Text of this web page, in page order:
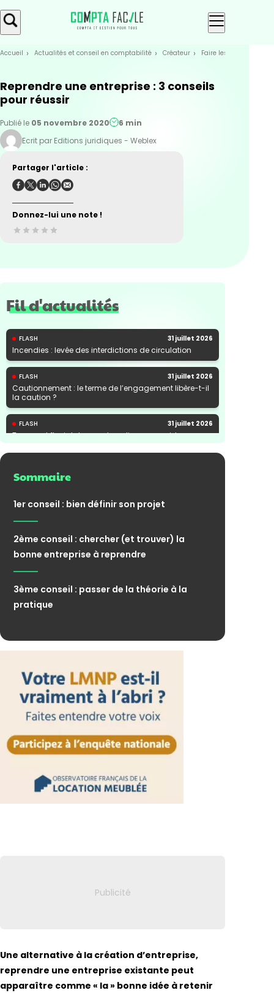
Skip
to
Aller au
contenu
Accueil Actualités et conseil en comptabilité Créateur Faire les bons choix
Reprendre une entreprise : 3 conseils
pour réussir
Publié le 05 novembre 2020
6 min
Ecrit par Editions juridiques - Weblex
Partager l'article :
Donnez-lui une note !
Une alternative à la création d’entreprise,
reprendre une entreprise existante peut
apparaître comme « la » bonne idée à retenir
Fil d'actualités
FLASH 31 juillet 2026
Incendies : levée des interdictions de circulation
FLASH 31 juillet 2026
Cautionnement : le terme de l’engagement libère-t-il
la caution ?
FLASH 31 juillet 2026
Transport fluvial de marchandises : une aide
financière bienvenue
Sommaire
1er conseil : bien définir son projet
2ème conseil : chercher (et trouver) la
bonne entreprise à reprendre
3ème conseil : passer de la théorie à la
pratique